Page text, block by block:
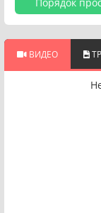
ВИДЕО